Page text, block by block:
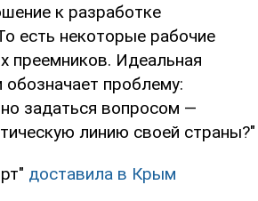
к разработке
есть некоторые рабочие
преемников. Идеальная
проблему:
задаться вопросом —
линию своей страны?"
доставила в Крым